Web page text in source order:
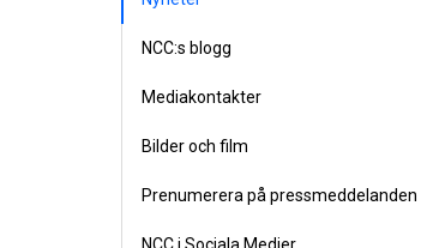
NCC:s blogg
Mediakontakter
Bilder och film
Prenumerera på pressmeddelanden